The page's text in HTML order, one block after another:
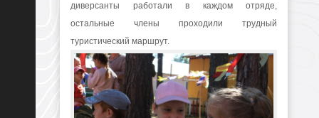
диверсанты работали в каждом отряде,
остальные члены проходили трудный
туристический маршрут.